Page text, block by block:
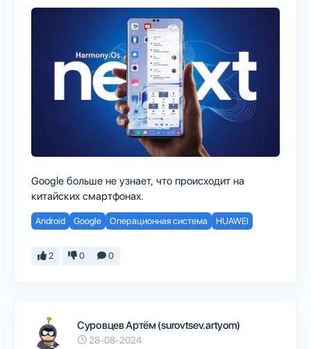
Google больше не узнает, что происходит на
китайских смартфонах.
Android Google Операционная система HUAWEI
2 0 0
Суровцев Артём (surovtsev.artyom)
28-08-2024